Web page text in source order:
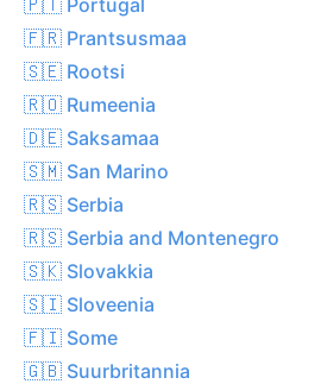
🇫🇷 Prantsusmaa
🇸🇪 Rootsi
🇷🇴 Rumeenia
🇩🇪 Saksamaa
🇸🇲 San Marino
🇷🇸 Serbia
🇷🇸 Serbia and Montenegro
🇸🇰 Slovakkia
🇸🇮 Sloveenia
🇫🇮 Some
🇬🇧 Suurbritannia